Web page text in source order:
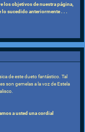
los objetivos de nuestra página,
lo sucedido anteriormente . . .
de este dueto fantástico. Tal
son gemelas a la voz de Estela
a usted una cordial